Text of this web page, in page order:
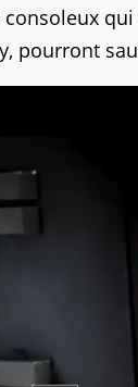
pourront